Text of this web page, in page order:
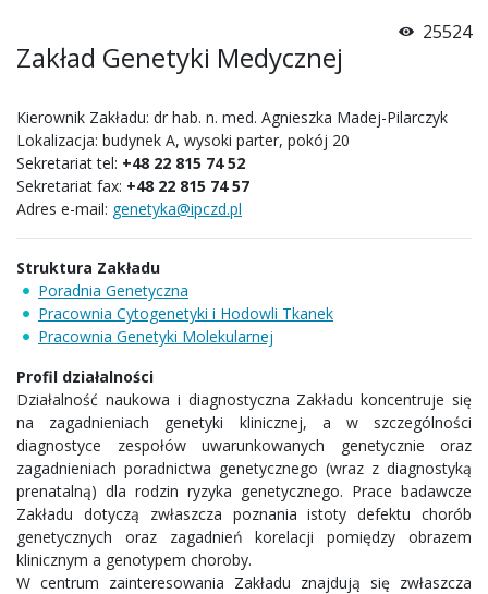
25524
Zakład Genetyki Medycznej
Kierownik Zakładu: dr hab. n. med. Agnieszka Madej-Pilarczyk
Lokalizacja: budynek A, wysoki parter, pokój 20
Sekretariat tel: +48 22 815 74 52
Sekretariat fax: +48 22 815 74 57
Adres e-mail: genetyka@ipczd.pl
Struktura Zakładu
Poradnia Genetyczna
Pracownia Cytogenetyki i Hodowli Tkanek
Pracownia Genetyki Molekularnej
Profil działalności
Działalność naukowa i diagnostyczna Zakładu koncentruje się
na zagadnieniach genetyki klinicznej, a w szczególności
diagnostyce zespołów uwarunkowanych genetycznie oraz
zagadnieniach poradnictwa genetycznego (wraz z diagnostyką
prenatalną) dla rodzin ryzyka genetycznego. Prace badawcze
Zakładu dotyczą zwłaszcza poznania istoty defektu chorób
genetycznych oraz zagadnień korelacji pomiędzy obrazem
klinicznym a genotypem choroby.
W centrum zainteresowania Zakładu znajdują się zwłaszcza